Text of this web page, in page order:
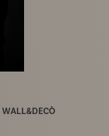
WALL&DECÒ